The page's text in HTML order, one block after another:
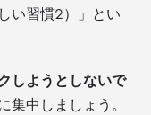
い習慣2）」とい
しようとしないで
集中しましょう。